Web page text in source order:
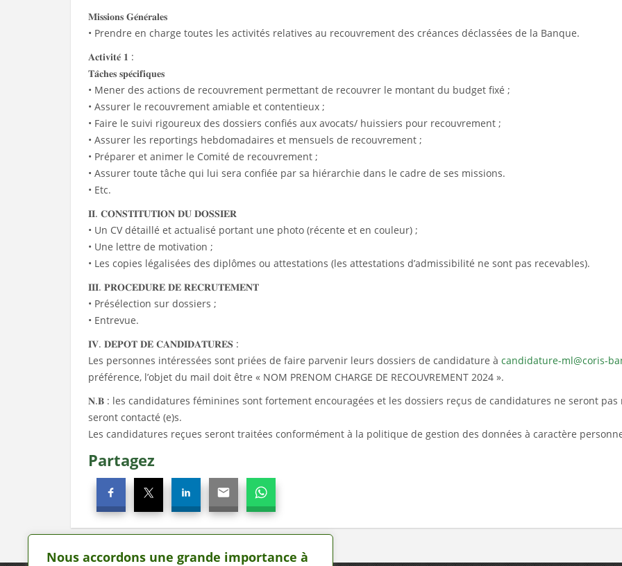
Nous accordons une grande importance à
𝐌𝐢𝐬𝐬𝐢𝐨𝐧𝐬 𝐆𝐞́𝐧𝐞́𝐫𝐚𝐥𝐞𝐬
• Prendre en charge toutes les activités relatives au recouvrement des créances déclassées de la Banque.
𝐀𝐜𝐭𝐢𝐯𝐢𝐭𝐞́ 𝟏 :
𝐓𝐚̂𝐜𝐡𝐞𝐬 𝐬𝐩𝐞́𝐜𝐢𝐟𝐢𝐪𝐮𝐞𝐬
• Mener des actions de recouvrement permettant de recouvrer le montant du budget fixé ;
• Assurer le recouvrement amiable et contentieux ;
• Faire le suivi rigoureux des dossiers confiés aux avocats/ huissiers pour recouvrement ;
• Assurer les reportings hebdomadaires et mensuels de recouvrement ;
• Préparer et animer le Comité de recouvrement ;
• Assurer toute tâche qui lui sera confiée par sa hiérarchie dans le cadre de ses missions.
• Etc.
𝐈𝐈. 𝐂𝐎𝐍𝐒𝐓𝐈𝐓𝐔𝐓𝐈𝐎𝐍 𝐃𝐔 𝐃𝐎𝐒𝐒𝐈𝐄𝐑
• Un CV détaillé et actualisé portant une photo (récente et en couleur) ;
• Une lettre de motivation ;
• Les copies légalisées des diplômes ou attestations (les attestations d’admissibilité ne sont pas recevables).
𝐈𝐈𝐈. 𝐏𝐑𝐎𝐂𝐄𝐃𝐔𝐑𝐄 𝐃𝐄 𝐑𝐄𝐂𝐑𝐔𝐓𝐄𝐌𝐄𝐍𝐓
• Présélection sur dossiers ;
• Entrevue.
𝐈𝐕. 𝐃𝐄𝐏𝐎𝐓 𝐃𝐄 𝐂𝐀𝐍𝐃𝐈𝐃𝐀𝐓𝐔𝐑𝐄𝐒 :
Les personnes intéressées sont priées de faire parvenir leurs dossiers de candidature à candidature-ml@coris-
préférence, l’objet du mail doit être « NOM PRENOM CHARGE DE RECOUVREMENT 2024 ».
𝐍.𝐁 : les candidatures féminines sont fortement encouragées et les dossiers reçus de candidatures ne seront pas
seront contacté (e)s.
Les candidatures reçues seront traitées conformément à la politique de gestion des données à caractère
Partagez